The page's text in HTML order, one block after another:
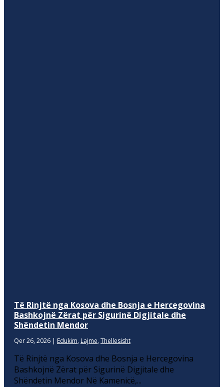
Të Rinjtë nga Kosova dhe Bosnja e Hercegovina
Bashkojnë Zërat për Sigurinë Digjitale dhe
Shëndetin Mendor
Qer 26, 2026 | Edukim, Lajme, Thellesisht
Të Rinjtë nga Kosova dhe Bosnja e Hercegovina
Bashkojnë Zërat për Sigurinë Digjitale dhe
Shëndetin Mendor Në Kamenicë,...